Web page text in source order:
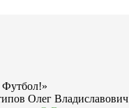
Футбол!»
Олег Владиславович